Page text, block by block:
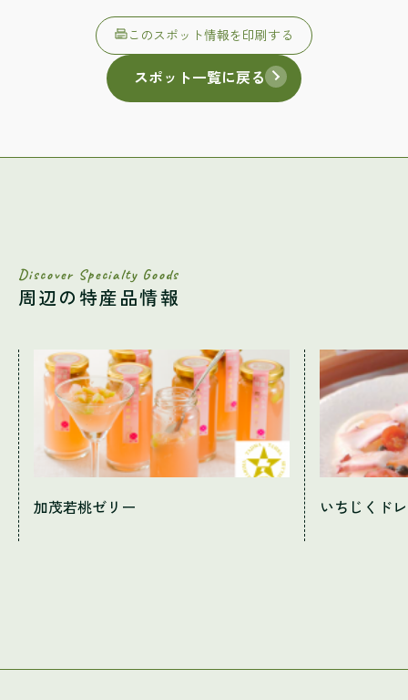
このスポット情報を印刷する
スポット一覧に戻る
Discover Specialty Goods
周辺の特産品情報
加茂若桃ゼリー いちじくド